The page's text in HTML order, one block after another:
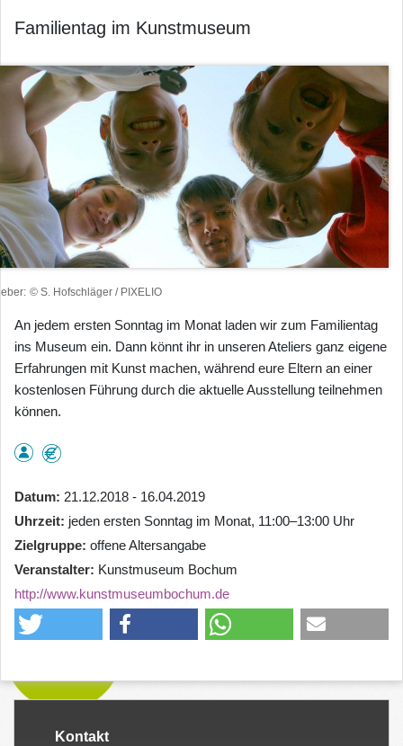
Familientag im Kunstmuseum
© S. Hofschläger / PIXELIO
An jedem ersten Sonntag im Monat laden wir zum Familientag
ins Museum ein. Dann könnt ihr in unseren Ateliers ganz eigene
Erfahrungen mit Kunst machen, während eure Eltern an einer
kostenlosen Führung durch die aktuelle Ausstellung teilnehmen
können.
Datum 21.12.2018 - 16.04.2019
Uhrzeit jeden ersten Sonntag im Monat, 11:00–13:00 Uhr
Zielgruppe offene Altersangabe
Veranstalter Kunstmuseum Bochum
http://www.kunstmuseumbochum.de
Kontakt